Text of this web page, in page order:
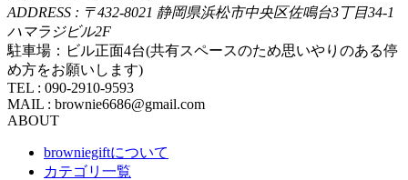
ADDRESS : 〒432-8021 静岡県浜松市中央区佐鳴台3丁目34-1
ハマラジビル2F
駐車場：ビル正面4台(共有スペースのため思いやりのある停
め方をお願いします)
TEL : 090-2910-9593
MAIL : brownie6686@gmail.com
ABOUT
browniegiftについて
カテゴリ一覧